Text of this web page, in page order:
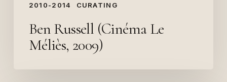
2010-2014 CURATING
Ben Russell (Cinéma Le
Méliès, 2009)